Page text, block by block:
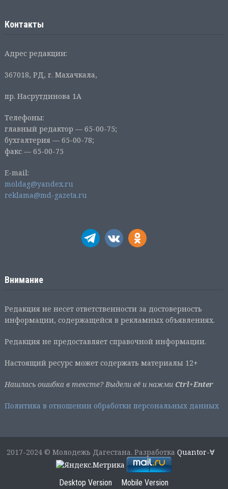
Контакты
Адрес редакции:
367018, РД, г. Махачкала,
пр. Насрутдинова 1А
Телефоны:
главный редактор — 65-00-75;
бухгалтерия — 65-00-78;
факс — 65-00-75
E-mail:
moldag@yandex.ru
reklama@md-gazeta.ru
Внимание
Редакция не несет ответственности за достоверность
информации, содержащейся в рекламных объявлениях.
Редакция не предоставляет справочной информации.
Настоящий ресурс может содержать материалы 12+
Нашлась ошибка в тексте? Выдели её и нажми Ctrl+Enter
Политика в отношении обработки персональных данных
2017-2024 © Молодежь Дагестана. РазработкаQuantor-∀
Desktop Version Mobile Version